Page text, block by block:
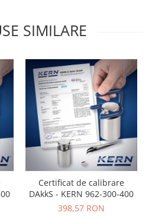
SIMILARE
Certificat de calibrare
DAkkS - KERN 962-300-400
398,57 RON